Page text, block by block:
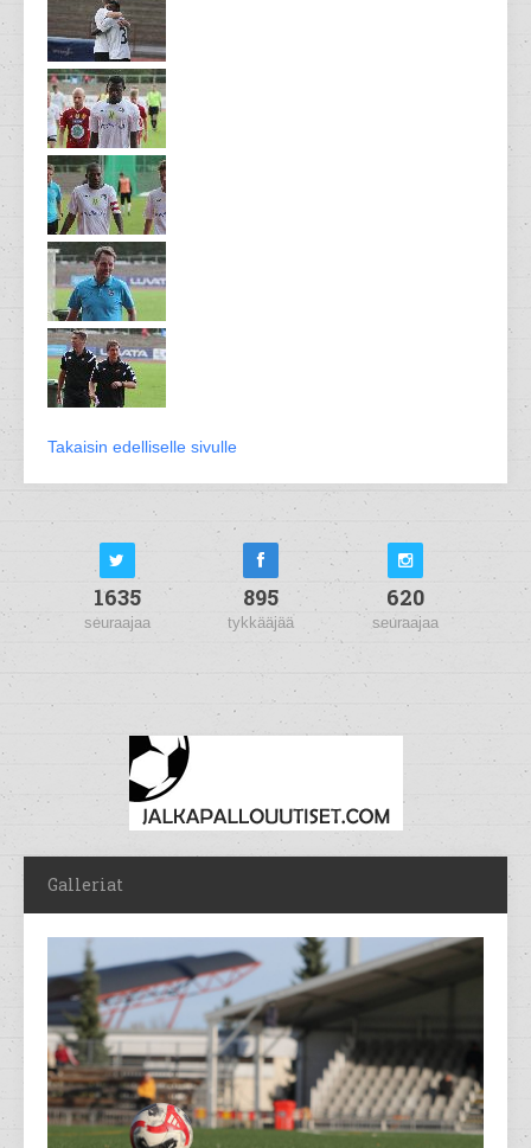
Takaisin edelliselle sivulle
1635
seuraajaa
895
tykkääjää
620
seuraajaa
Galleriat